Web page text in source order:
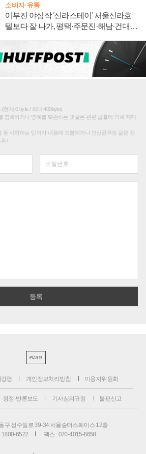
소비자·유통
이부진 야심작 '신라스테이' 서울신라호
텔보다 잘 나가, 평택·주문진·해남·건대로
현재 0 byte / 최대 400byte)
침해하거나 명예를 훼손하는 댓글은 관련 법률에 의해 제재
등 비하하는 단어가 내용에 포함되거나 인신공격성 글은 관
다.
PC버전
령 개인정보처리방침 이용자위원회
정정·반론보도 기사심의규정 불편신고
구 성수일로 39-34 서울숲더스페이스 12층
1800-6522
팩스 : 070-4015-8658